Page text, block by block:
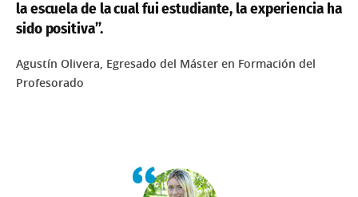
la escuela de la cual fui estudiante, la experiencia ha
sido positiva”.
Agustín Olivera, Egresado del Máster en Formación del
Profesorado